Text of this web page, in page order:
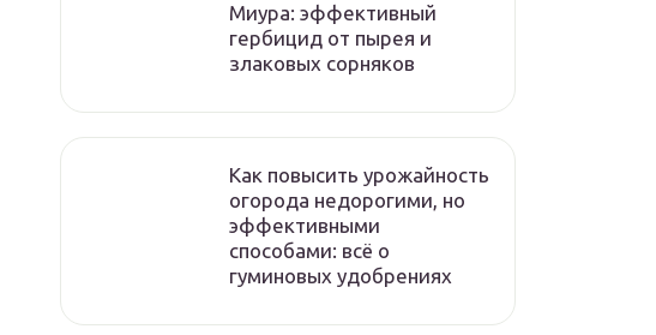
Миура: эффективный
гербицид от пырея и
злаковых сорняков
Как повысить урожайность
огорода недорогими, но
эффективными
способами: всё о
гуминовых удобрениях